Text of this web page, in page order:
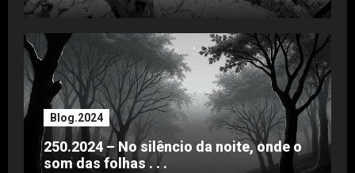
Blog.2024
250.2024 – No silêncio da noite, onde o
som das folhas . . .